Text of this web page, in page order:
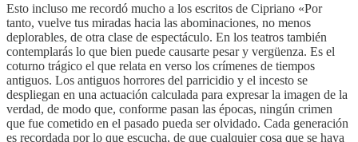
Esto incluso me recordó mucho a los escritos de Cipriano «Por
tanto, vuelve tus miradas hacia las abominaciones, no menos
deplorables, de otra clase de espectáculo. En los teatros también
contemplarás lo que bien puede causarte pesar y vergüenza. Es el
coturno trágico el que relata en verso los crímenes de tiempos
antiguos. Los antiguos horrores del parricidio y el incesto se
despliegan en una actuación calculada para expresar la imagen de la
verdad, de modo que, conforme pasan las épocas, ningún crimen
que fue cometido en el pasado pueda ser olvidado. Cada generación
es recordada por lo que escucha, de que cualquier cosa que se haya